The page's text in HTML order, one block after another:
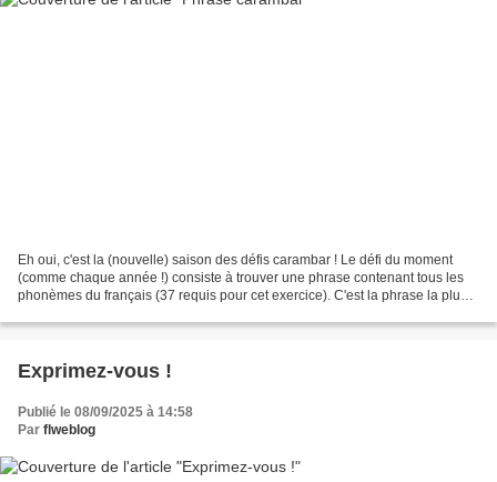
Eh oui, c'est la (nouvelle) saison des défis carambar ! Le défi du moment
(comme chaque année !) consiste à trouver une phrase contenant tous les
phonèmes du français (37 requis pour cet exercice). C'est la phrase la plus
Exprimez-vous !
Publié le 08/09/2025 à 14:58
Par flweblog